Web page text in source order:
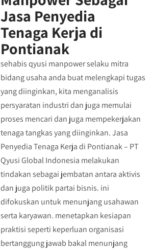
Jasa Penyedia
Tenaga Kerja di
Pontianak
sehabis qyusi manpower selaku mitra
bidang usaha anda buat melengkapi tugas
yang diinginkan, kita menganalisis
persyaratan industri dan juga memulai
proses mencari dan juga mempekerjakan
tenaga tangkas yang diinginkan. Jasa
Penyedia Tenaga Kerja di Pontianak – PT
Qyusi Global Indonesia melakukan
tindakan sebagai jembatan antara aktivis
dan juga politik partai bisnis. ini
difokuskan untuk menunjang usahawan
serta karyawan. menetapkan kesiapan
praktisi seperti keperluan organisasi
bertanggung jawab bakal menunjang